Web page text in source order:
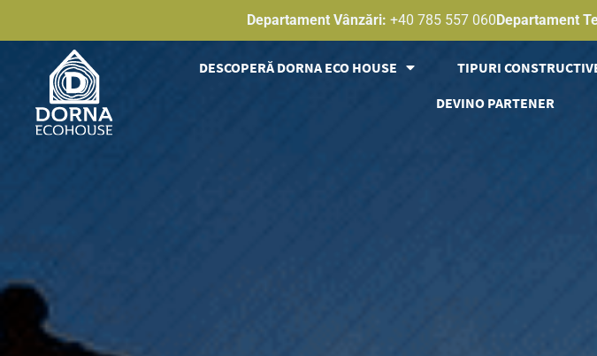
Departament Vânzări: +40 785 557 060Departament
DESCOPERĂ DORNA ECO HOUSE TIPURI
DEVINO PARTENER